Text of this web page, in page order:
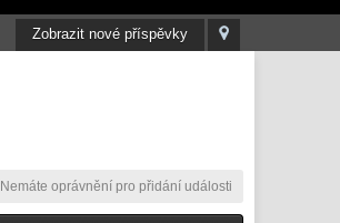
Zobrazit nové příspěvky
Nemáte oprávnění pro přidání události